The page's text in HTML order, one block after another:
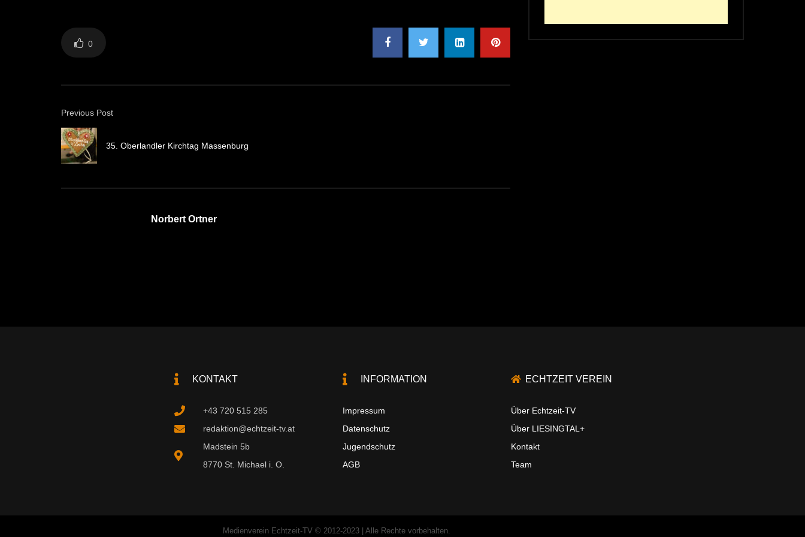
0
Previous Post
35. Oberlandler Kirchtag Massenburg
Norbert Ortner
KONTAKT
+43 720 515 285
redaktion@echtzeit-tv.at
Madstein 5b
8770 St. Michael i. O.
INFORMATION
Impressum
Datenschutz
Jugendschutz
AGB
ECHTZEIT VEREIN
Über Echtzeit-TV
Über LIESINGTAL+
Kontakt
Team
Medienverein Echtzeit-TV © 2012-2023 | Alle Rechte vorbehalten.